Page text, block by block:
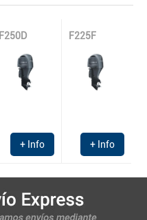
F250D
+ Info
F225F
+ Info